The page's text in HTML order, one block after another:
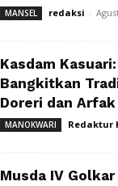
MANSEL redaksi -
Kasdam
Bangkitkan
Doreri dan Arfak
MANOKWARI Redaktur
Musda IV